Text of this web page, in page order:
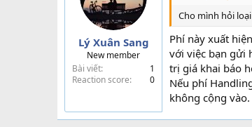
Lý Xuân Sang
New member
Bài viết
1
Reaction score
0
Cho mình hỏi
Phí này xuất
với việc bạn gửi
trị giá khai báo
Nếu phí
không cộng vào.